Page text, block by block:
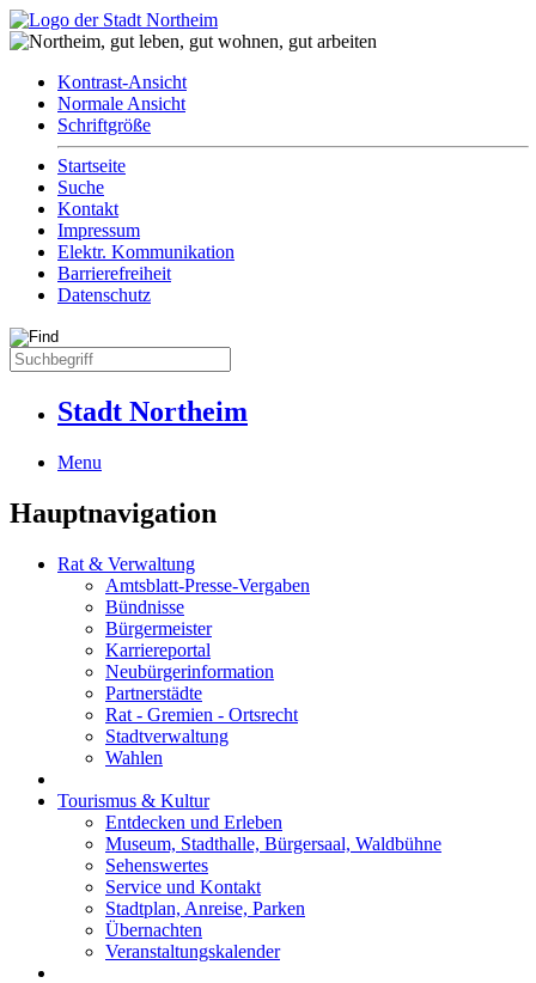
Kontrast-Ansicht
Normale Ansicht
Schriftgröße
Startseite
Suche
Kontakt
Impressum
Elektr. Kommunikation
Barrierefreiheit
Datenschutz
Stadt Northeim
Menu
Hauptnavigation
Rat & Verwaltung
Amtsblatt-Presse-Vergaben
Bündnisse
Bürgermeister
Karriereportal
Neubürgerinformation
Partnerstädte
Rat - Gremien - Ortsrecht
Stadtverwaltung
Wahlen
Tourismus & Kultur
Entdecken und Erleben
Museum, Stadthalle, Bürgersaal, Waldbühne
Sehenswertes
Service und Kontakt
Stadtplan, Anreise, Parken
Übernachten
Veranstaltungskalender